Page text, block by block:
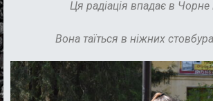
Ця радіація впадаєв Чорне
Вона таїться в ніжних